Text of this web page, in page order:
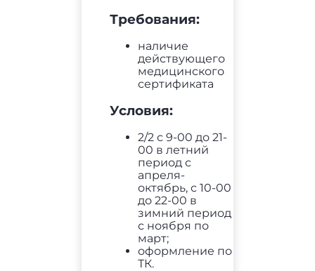
Требования:
наличие
действующего
медицинского
сертификата
Условия:
2/2 с 9-00 до 21-
00 в летний
период с
апреля-
октябрь, с 10-00
до 22-00 в
зимний период
с ноября по
март;
оформление по
ТК.